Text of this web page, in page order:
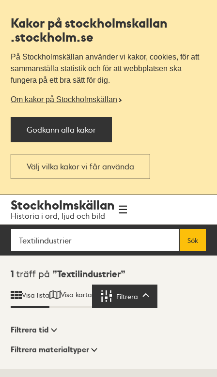
Kakor på stockholmskallan
.stockholm.se
På Stockholmskällan använder vi kakor, cookies, för att
sammanställa statistik och för att webbplatsen ska
fungera på ett bra sätt för dig.
Om kakor på Stockholmskällan
Godkänn alla kakor
Välj vilka kakor vi får använda
navigationen
huvudinnehållet
Stockholmskällan
Historia i ord, ljud och bild
Sök
Sök
Sökresultat
1 träff på Textilindustrier
Visa lista Visa karta Filtrera
Visningsläge
Filtrera tid
Filtrera materialtyper